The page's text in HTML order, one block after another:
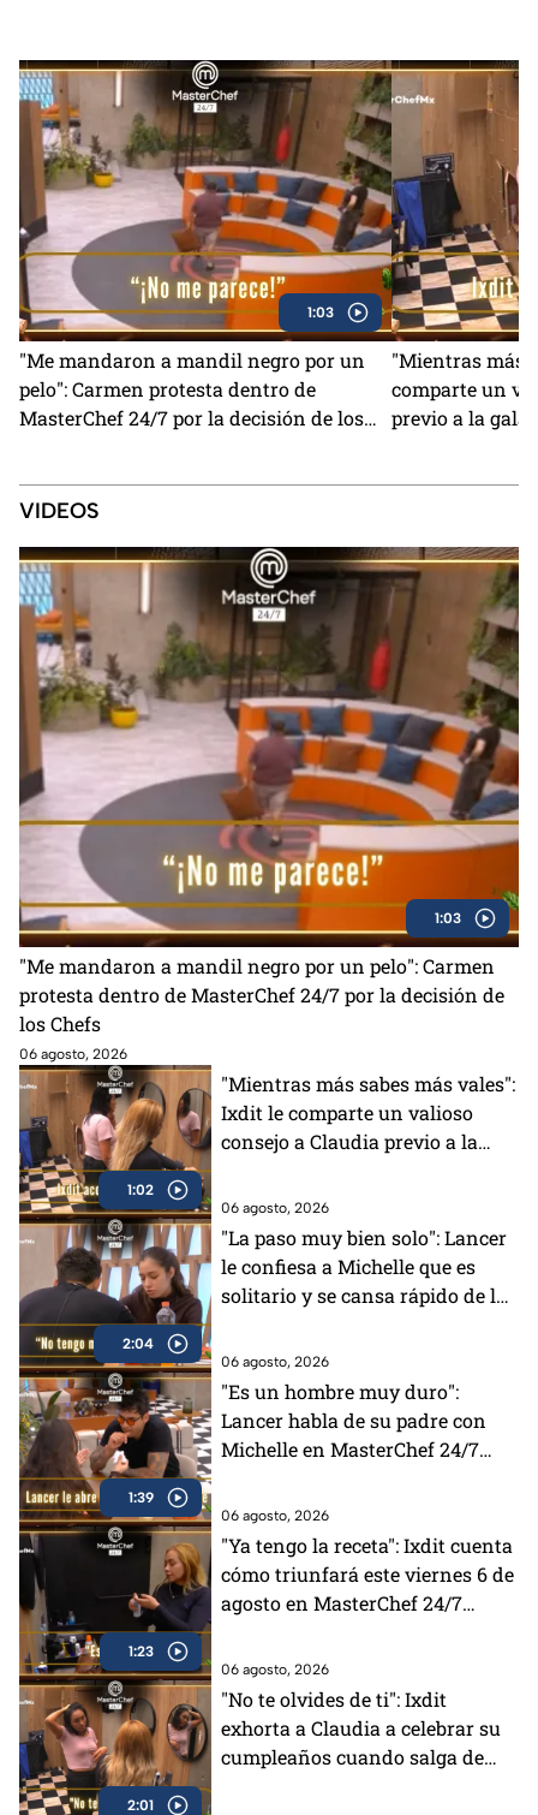
1:03
"Me mandaron a mandil negro por un
pelo": Carmen protesta dentro de
MasterChef 24/7 por la decisión de los
"Mientras más
comparte un
previo a la gala
VIDEOS
1:03
"Me mandaron a mandil negro por un pelo": Carmen
protesta dentro de MasterChef 24/7 por la decisión de
los Chefs
06 agosto, 2026
1:02
"Mientras más sabes más vales":
Ixdit le comparte un valioso
consejo a Claudia previo a la
06 agosto, 2026
2:04
"La paso muy bien solo": Lancer
le confiesa a Michelle que es
solitario y se cansa rápido de la
06 agosto, 2026
1:39
"Es un hombre muy duro":
Lancer habla de su padre con
Michelle en MasterChef 24/7
06 agosto, 2026
1:23
"Ya tengo la receta": Ixdit cuenta
cómo triunfará este viernes 6 de
agosto en MasterChef 24/7
06 agosto, 2026
2:01
"No te olvides de ti": Ixdit
exhorta a Claudia a celebrar su
cumpleaños cuando salga de